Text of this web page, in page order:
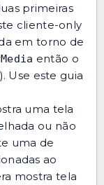
primeiras
cliente-only
em torno de
então o
Use este guia
uma tela
ou não
uma de
ao
mostra tela